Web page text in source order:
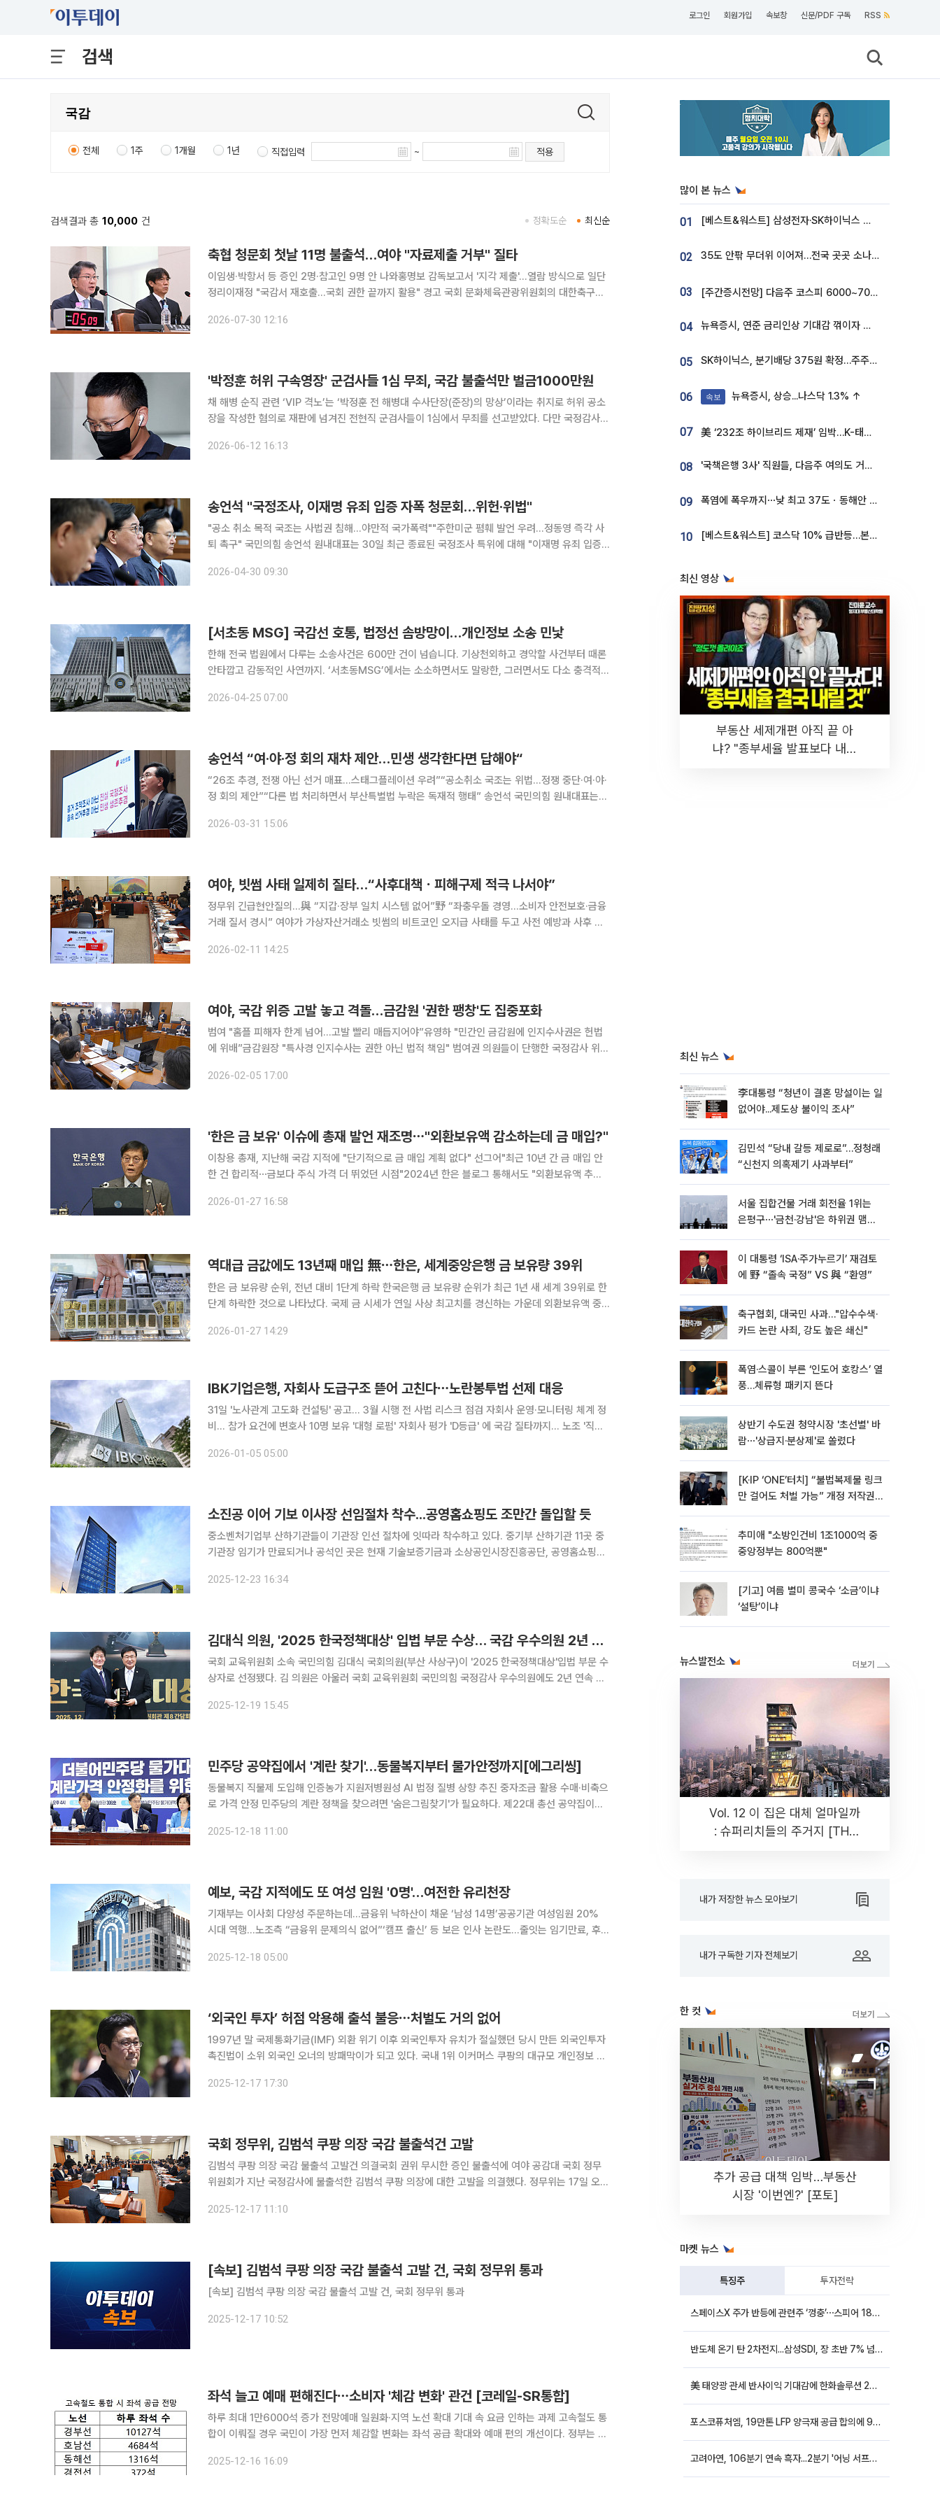
로그인 회원가입 속보창 신문/PDF 구독 RSS
검색
전체 1주 1개월 1년 직접입력 ~ 적용
검색결과 총 10,000 건 최신순
정확도순
축협 청문회 첫날 11명 불출석…여야 "자료제출 거부" 질타
이임생·박항서 등 증인 2명·참고인 9명 안 나와홍명보 감독보고서 '지각 제출'…열람 방식으로 일단
정리이재정 "국감서 재호출…국회 권한 끝까지 활용" 경고 국회 문화체육관광위원회의 대한축구협
2026-07-30 12:16
'박정훈 허위 구속영장' 군검사들 1심 무죄, 국감 불출석만 벌금1000만원
채 해병 순직 관련 ‘VIP 격노’는 ‘박정훈 전 해병대 수사단장(준장)의 망상’이라는 취지로 허위 공소
장을 작성한 혐의로 재판에 넘겨진 전현직 군검사들이 1심에서 무죄를 선고받았다. 다만 국정감사에
사합의24부(부장판사 이영선) 염 소령과 김민정 전 국방부
2026-06-12 16:13
송언석 "국정조사, 이재명 유죄 입증 자폭 청문회…위헌·위법"
"공소 취소 목적 국조는 사법권 침해…야만적 국가폭력""주한미군 폄훼 발언 우려…정동영 즉각 사
퇴 촉구" 국민의힘 송언석 원내대표는 30일 최근 종료된 국정조사 특위에 대해 "이재명 유죄 입증
사법부 권한을 침해한 명백한 위헌이자 국감·국조법 위반"이라고 밝
2026-04-30 09:30
[서초동 MSG] 국감선 호통, 법정선 솜방망이…개인정보 소송 민낯
한해 전국 법원에서 다루는 소송사건은 600만 건이 넘습니다. 기상천외하고 경악할 사건부터 때론
안타깝고 감동적인 사연까지. ‘서초동MSG’에서는 소소하면서도 말랑한, 그러면서도 다소 충격적이
권과 개인정보는 개인의 존엄을 지키는 핵심 권리지만, 정작 법정에서 마
2026-04-25 07:00
송언석 “여·야·정 회의 재차 제안…민생 생각한다면 답해야“
“26조 추경, 전쟁 아닌 선거 매표…스태그플레이션 우려”“공소취소 국조는 위법…정쟁 중단·여·야·
정 회의 제안”“다른 법 처리하면서 부산특별법 누락은 독재적 행태” 송언석 국민의힘 원내대표는
하자”고 촉구했다. 송 원내대표는 이날 국민의힘 의원총회에서 “
2026-03-31 15:06
여야, 빗썸 사태 일제히 질타…“사후대책ㆍ피해구제 적극 나서야”
정무위 긴급현안질의…與 “지갑·장부 일치 시스템 없어”野 “좌충우돌 경영…소비자 안전보호·금융
거래 질서 경시” 여야가 가상자산거래소 빗썸의 비트코인 오지급 사태를 두고 사전 예방과 사후 대
고 빗썸 비트코인 오지급 사태와 관련한 긴급 현안질의를 진행했다.
2026-02-11 14:25
여야, 국감 위증 고발 놓고 격돌…금감원 '권한 팽창'도 집중포화
범여 "홈플 피해자 한계 넘어…고발 빨리 매듭지어야”유영하 "민간인 금감원에 인지수사권은 헌법
에 위배”금감원장 "특사경 인지수사는 권한 아닌 법적 책임" 범여권 의원들이 단행한 국정감사 위증
대해서도 여야를 가리지 않고 '민간기관의 권한 팽창'이라는 비판이
2026-02-05 17:00
'한은 금 보유' 이슈에 총재 발언 재조명⋯"외환보유액 감소하는데 금 매입?"
이창용 총재, 지난해 국감 지적에 "단기적으로 금 매입 계획 없다" 선그어"최근 10년 간 금 매입 안
한 건 합리적⋯금보다 주식 가격 더 뛰었던 시점"2024년 한은 블로그 통해서도 "외환보유액 추이
늘려야 한다는 주장이 해마다 제기되고 있다. 지난해 국정감
2026-01-27 16:58
역대급 금값에도 13년째 매입 無⋯한은, 세계중앙은행 금 보유량 39위
한은 금 보유량 순위, 전년 대비 1단계 하락 한국은행 금 보유량 순위가 최근 1년 새 세계 39위로 한
단계 하락한 것으로 나타났다. 국제 금 시세가 연일 사상 최고치를 경신하는 가운데 외환보유액 중
2026-01-27 14:29
IBK기업은행, 자회사 도급구조 뜯어 고친다⋯노란봉투법 선제 대응
31일 '노사관계 고도화 컨설팅' 공고… 3월 시행 전 사법 리스크 점검 자회사 운영·모니터링 체계 정
비… 참가 요건에 변호사 10명 보유 '대형 로펌' 자회사 평가 'D등급' 에 국감 질타까지… 노조 '직접
춰 자회사를 포함한 그룹 차원의 노사관계 운영체
2026-01-05 05:00
소진공 이어 기보 이사장 선임절차 착수...공영홈쇼핑도 조만간 돌입할 듯
중소벤처기업부 산하기관들이 기관장 인선 절차에 잇따라 착수하고 있다. 중기부 산하기관 11곳 중
기관장 임기가 만료되거나 공석인 곳은 현재 기술보증기금과 소상공인시장진흥공단, 공영홈쇼핑이
기관장이 업무를 이어왔다. 기관장 인선 작업이 통상 2~3개월이 소요되
2025-12-23 16:34
김대식 의원, '2025 한국정책대상' 입법 부문 수상… 국감 우수의원 2년 연속
국회 교육위원회 소속 국민의힘 김대식 국회의원(부산 사상구)이 '2025 한국정책대상'입법 부문 수
상자로 선정됐다. 김 의원은 아울러 국회 교육위원회 국민의힘 국정감사 우수의원에도 2년 연속 이
주최하고 한국문화예술체육진흥원이 주관하는 상으로, 공공성·창의성·
2025-12-19 15:45
민주당 공약집에서 '계란 찾기'…동물복지부터 물가안정까지[에그리씽]
동물복지 직불제 도입해 인증농가 지원저병원성 AI 법정 질병 상향 추진 중자조금 활용 수매·비축으
로 가격 안정 민주당의 계란 정책을 찾으려면 '숨은그림찾기'가 필요하다. 제22대 총선 공약집이나
증 지원 확대', '직불제 도입' 같은 표현 속에 계란
2025-12-18 11:00
예보, 국감 지적에도 또 여성 임원 '0명'…여전한 유리천장
기재부는 이사회 다양성 주문하는데…금융위 낙하산이 채운 ‘남성 14명’공공기관 여성임원 20%
시대 역행…노조측 “금융위 문제의식 없어”‘캠프 출신’ 등 보은 인사 논란도…줄잇는 임기만료, 후속
가 항목으로 이사회의 성별 다양성을 꼽으며 개선을 주문했지만 정작
2025-12-18 05:00
‘외국인 투자’ 허점 악용해 출석 불응⋯처벌도 거의 없어
1997년 말 국제통화기금(IMF) 외환 위기 이후 외국인투자 유치가 절실했던 당시 만든 외국인투자
촉진법이 소위 외국인 오너의 방패막이가 되고 있다. 국내 1위 이커머스 쿠팡의 대규모 개인정보 유
석 했다. ‘검은 머리’ 외국인인 김 의장을 대신해 출석한 미
2025-12-17 17:30
국회 정무위, 김범석 쿠팡 의장 국감 불출석건 고발
김범석 쿠팡 의장 국감 불출석 고발건 의결국회 권위 무시한 증인 불출석에 여야 공감대 국회 정무
위원회가 지난 국정감사에 불출석한 김범석 쿠팡 의장에 대한 고발을 의결했다. 정무위는 17일 오전
국민의힘 정무위 간사인 강민국의원은 "주권자인 국민으로부터
2025-12-17 11:10
[속보] 김범석 쿠팡 의장 국감 불출석 고발 건, 국회 정무위 통과
[속보] 김범석 쿠팡 의장 국감 불출석 고발 건, 국회 정무위 통과
2025-12-17 10:52
좌석 늘고 예매 편해진다⋯소비자 '체감 변화' 관건 [코레일-SR통합]
하루 최대 1만6000석 증가 전망예매 일원화·지역 노선 확대 기대 속 요금 인하는 과제 고속철도 통
합이 이뤄질 경우 국민이 가장 먼저 체감할 변화는 좌석 공급 확대와 예매 편의 개선이다. 정부는 교
다. 한국철도공사(코레일)에 따르면 통합 이후 서울역과 수
2025-12-16 16:09
많이 본 뉴스
01 [베스트&워스트] 삼성전자·SK하이닉스 밀린 한 주…상상인증권은 85% 급등
02 35도 안팎 무더위 이어져…전국 곳곳 소나기 [오늘 날씨]
03 [주간증시전망] 다음주 코스피 6000~7000⋯“外人 수급은 정책이 변수”
04 뉴욕증시, 연준 금리인상 기대감 꺾이자 상승...S&P500 사상 최고치 [종합]
05 SK하이닉스, 분기배당 375원 확정…주주환원책 9월로 앞당겨 발표
06 속보 뉴욕증시, 상승...나스닥 1.3% ↑
07 美 ‘232조 하이브리드 제재’ 임박…K-태양광, 불확실성 털고 날개 다나
08 '국책은행 3사' 직원들, 다음주 여의도 거리 나서는 까닭은
09 폭염에 폭우까지⋯낮 최고 37도ㆍ동해안 강한 비 [날씨]
10 [베스트&워스트] 코스닥 10% 급반등…본느, 최대주주 변경 기대에 270% 폭등
최신 영상
부동산 세제개편 아직 끝 아
냐? "종부세율 발표보다 내릴
최신 뉴스
李대통령 “청년이 결혼 망설이는 일
없어야...제도상 불이익 조사”
김민석 “당내 갈등 제로로”…정청래
“신천지 의혹제기 사과부터”
서울 집합건물 거래 회전율 1위는
은평구⋯'금천·강남'은 하위권 맴돌
이 대통령 ‘ISA·주가누르기’ 재검토
에 野 “졸속 국정” VS 與 “환영”
축구협회, 대국민 사과…"압수수색·
카드 논란 사죄, 강도 높은 쇄신"
폭염·스콜이 부른 ‘인도어 호캉스’ 열
풍…체류형 패키지 뜬다
상반기 수도권 청약시장 '초선별' 바
람⋯'상급지·분상제'로 쏠렸다
[K·IP ‘ONE’터치] “불법복제물 링크
만 걸어도 처벌 가능” 개정 저작권
추미애 "소방인건비 1조1000억 중
중앙정부는 800억뿐"
[기고] 여름 별미 콩국수 ‘소금’이냐
‘설탕’이냐
뉴스발전소
Vol. 12 이 집은 대체 얼마일까
: 슈퍼리치들의 주거지 [THE
내가 저장한 뉴스 모아보기
내가 구독한 기자 전체보기
한 컷
추가 공급 대책 임박…부동산
시장 '이번엔?' [포토]
마켓 뉴스
특징주 투자전략
스페이스X 주가 반등에 관련주 ‘껑충’⋯스피어 18%ㆍ에이치브이엠 12%↑
반도체 온기 탄 2차전지...삼성SDI, 장 초반 7% 넘게 껑충
美 태양광 관세 반사이익 기대감에 한화솔루션 20%대·OCI홀딩스 14%대 급등
포스코퓨처엠, 19만톤 LFP 양극재 공급 합의에 9%대 강세
고려아연, 106분기 연속 흑자...2분기 '어닝 서프라이즈'에 장 초반 12%대 강세